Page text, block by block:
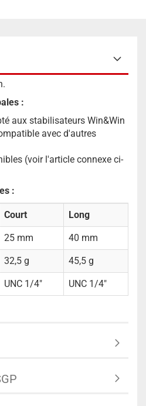
:
aux stabilisateurs Win&Win
avec d'autres
(voir l'article connexe ci-
:
Court Long
25 mm 40 mm
32,5 g 45,5 g
UNC 1/4" UNC 1/4"